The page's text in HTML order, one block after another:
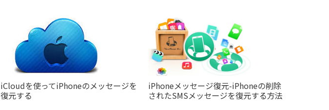
スマホ間のデータ転送ソフト
Repairit
動画・写真・ファイル修復ソフト
ユーティリティソフトラインナップ
位置追跡
iCloudを使ってiPhoneのメッセージを
復元する
iPhoneメッセージ復元-iPhoneの削除
されたSMSメッセージを復元する方法